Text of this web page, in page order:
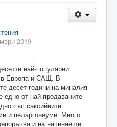
2019
най-популярни
в Европа и САЩ. В
десет години на миналия
едно от най-продаваните
със саксийните
и пеларгониуми. Много
и на начинаещи